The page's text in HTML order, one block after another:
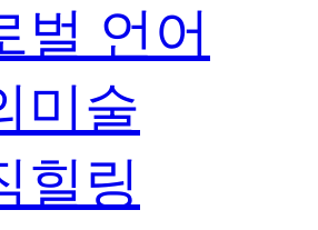
벌 언어
미술
힐링